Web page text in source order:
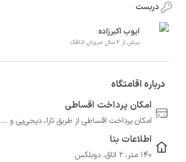
دربست
ایوب اکبرزاده
بیش از 2 سال میزبان اتاقک
درباره اقامتگاه
امکان پرداخت اقساطی
امکان پرداخت اقساطی از طریق تارا، دیجی‌پی و ...
اطلاعات بنا
140 متر، 2 اتاق، دوبلکس